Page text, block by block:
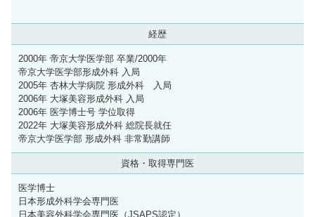
経歴
2000年 帝京大学医学部 卒業/2000年
帝京大学医学部形成外科 入局
2005年 杏林大学病院 形成外科 入局
2006年 大塚美容形成外科 入局
2006年 医学博士号 学位取得
2022年 大塚美容形成外科 総院長就任
帝京大学医学部 形成外科 非常勤講師
資格・取得専門医
医学博士
日本形成外科学会専門医
日本美容外科学会専門医（JSAPS認定）